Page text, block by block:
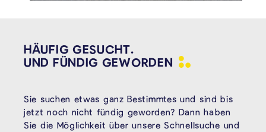
HÄUFIG GESUCHT.
UND FÜNDIG GEWORDEN
Sie suchen etwas ganz Bestimmtes und sind bis
jetzt noch nicht fündig geworden? Dann haben
Sie die Möglichkeit über unsere Schnellsuche und